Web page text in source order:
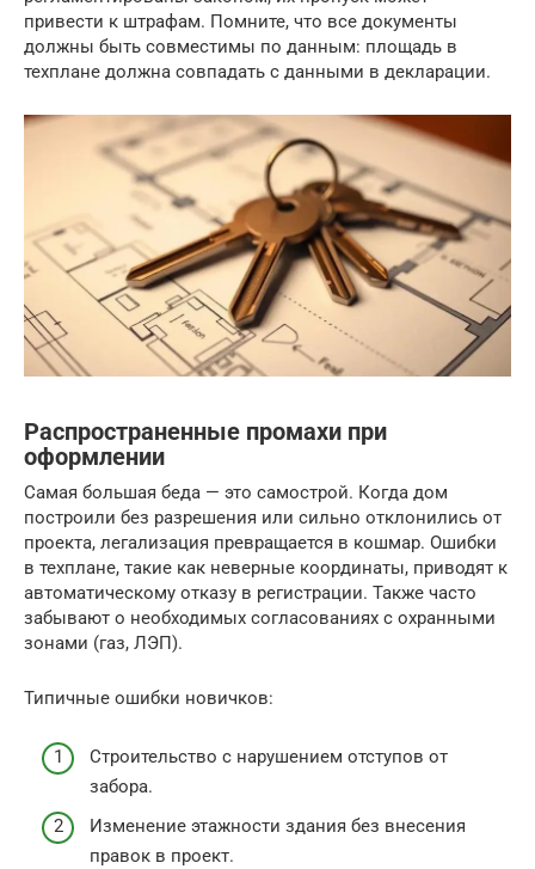
привести к штрафам. Помните, что все документы
должны быть совместимы по данным: площадь в
техплане должна совпадать с данными в декларации.
Распространенные промахи при
оформлении
Самая большая беда — это самострой. Когда дом
построили без разрешения или сильно отклонились от
проекта, легализация превращается в кошмар. Ошибки
в техплане, такие как неверные координаты, приводят к
автоматическому отказу в регистрации. Также часто
забывают о необходимых согласованиях с охранными
зонами (газ, ЛЭП).
Типичные ошибки новичков:
Строительство с нарушением отступов от
забора.
Изменение этажности здания без внесения
правок в проект.